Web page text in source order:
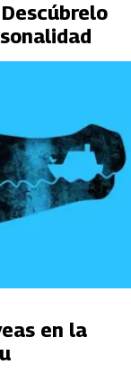
en la